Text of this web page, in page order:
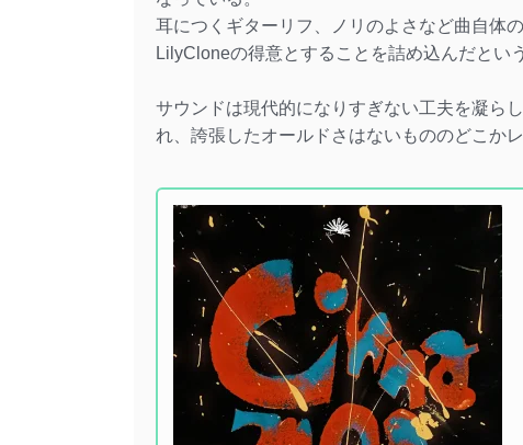
耳につくギターリフ、ノリのよさなど曲自体
LilyCloneの得意とすることを詰め込んだという
サウンドは現代的になりすぎない工夫を凝ら
れ、誇張したオールドさはないもののどこか